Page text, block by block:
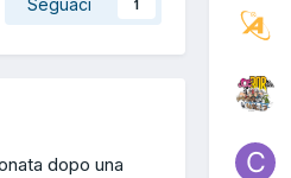
Seguaci 1
dopo una